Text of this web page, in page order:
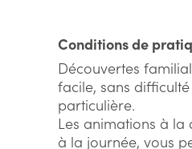
Conditions de
Découvertes
facile, sans
particulière.
Les animations à
à la journée, vous